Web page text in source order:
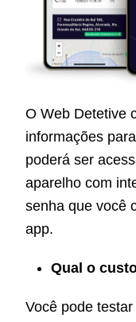
O Web Detetive
informações
poderá ser
aparelho com
senha que você
app.
Qual o
Você pode